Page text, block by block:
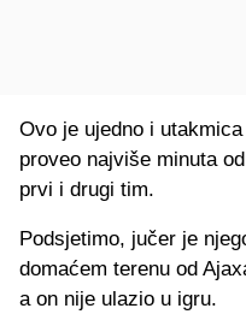
Ovo je ujedno i
proveo najviše minuta
prvi i drugi tim.
Podsjetimo, jučer je
domaćem terenu od
a on nije ulazio u igru.